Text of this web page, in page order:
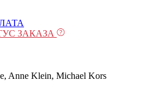
ЗАКАЗА
Anne Klein, Michael Kors